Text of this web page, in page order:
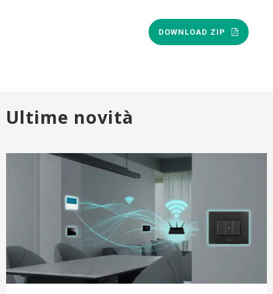
DOWNLOAD ZIP
Ultime novità